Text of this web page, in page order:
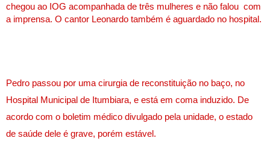
chegou ao IOG acompanhada de três mulheres e não falou com
a imprensa. O cantor Leonardo também é aguardado no hospital.
Pedro passou por uma cirurgia de reconstituição no baço, no
Hospital Municipal de Itumbiara, e está em coma induzido. De
acordo com o boletim médico divulgado pela unidade, o estado
de saúde dele é grave, porém estável.